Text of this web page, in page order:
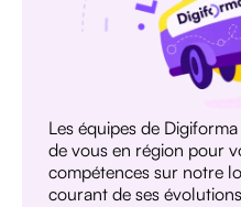
Les équipes de
de vous en région pour
compétences sur notre
courant de ses